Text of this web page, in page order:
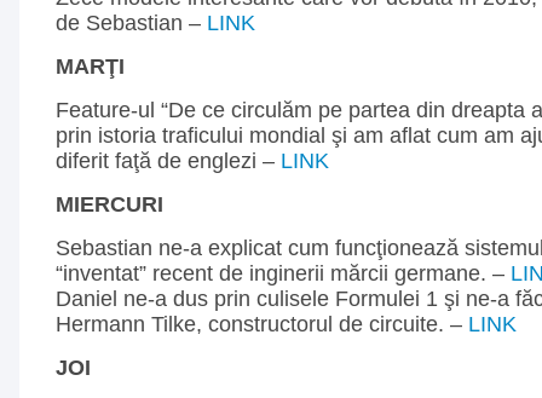
de Sebastian – LINK
MARŢI
Feature-ul “De ce circulăm pe partea din dreapta
prin istoria traficului mondial şi am aflat cum am
diferit faţă de englezi – LINK
MIERCURI
Sebastian ne-a explicat cum funcţionează
“inventat” recent de inginerii mărcii germane. –
Daniel ne-a dus prin culisele Formulei 1 şi ne-a
Hermann Tilke, constructorul de circuite. – LINK
JOI